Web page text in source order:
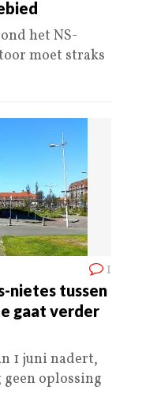
het NS-
moet straks
1
nietes tussen
gaat verder
1 juni nadert,
oplossing